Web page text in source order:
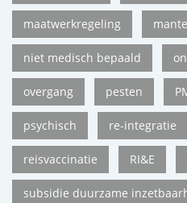
maatwerkregeling
niet medisch bepaald
overgang pesten
psychisch re-integratie
reisvaccinatie RI&E
subsidie duurzame